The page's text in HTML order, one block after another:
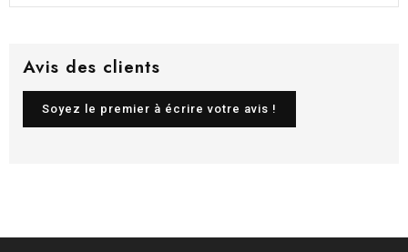
Avis des clients
Soyez le premier à écrire votre avis !